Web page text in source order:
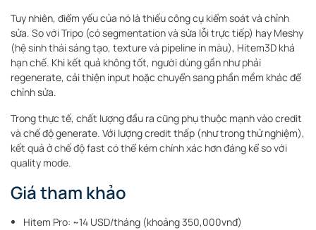
Tuy nhiên, điểm yếu của nó là thiếu công cụ kiểm soát và chỉnh
sửa. So với Tripo (có segmentation và sửa lỗi trực tiếp) hay Meshy
(hệ sinh thái sáng tạo, texture và pipeline in màu), Hitem3D khá
hạn chế. Khi kết quả không tốt, người dùng gần như phải
regenerate, cải thiện input hoặc chuyển sang phần mềm khác để
chỉnh sửa.
Trong thực tế, chất lượng đầu ra cũng phụ thuộc mạnh vào credit
và chế độ generate. Với lượng credit thấp (như trong thử nghiệm),
kết quả ở chế độ fast có thể kém chính xác hơn đáng kể so với
quality mode.
Giá tham khảo
Hitem Pro: ~14 USD/tháng (khoảng 350,000vnđ)